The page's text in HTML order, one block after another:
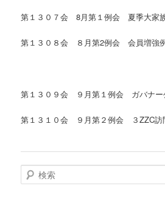
第１３０７会 8月第１例会 夏季大家
第１３０８会 ８月第2例会 会員増強
第１３０９会 ９月第１例会 ガバナー
第１３１０会 ９月第２例会 ３
検
索